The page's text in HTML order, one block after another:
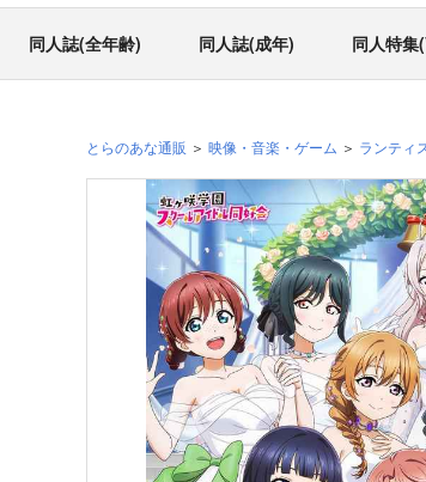
同人誌(全年齢) 同人誌(成年) 同人特
とらのあな通販 映像・音楽・ゲーム ランティ